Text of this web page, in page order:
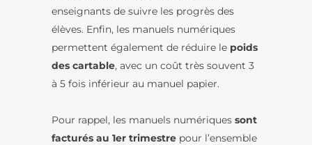
enseignants de suivre les progrès des
élèves. Enfin, les manuels numériques
permettent également de réduire le poids
des cartable, avec un coût très souvent 3
à 5 fois inférieur au manuel papier.
Pour rappel, les manuels numériques sont
facturés au 1er trimestre pour l’ensemble